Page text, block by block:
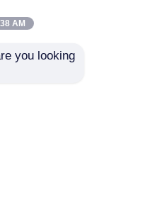
AM
you looking